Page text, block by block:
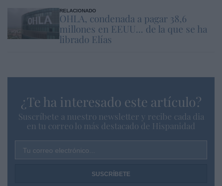
RELACIONADO
OHLA, condenada a pagar 38,6
millones en EEUU... de la que se ha
librado Elías
¿Te ha interesado este artículo?
Suscríbete a nuestro newsletter y recibe cada dia
en tu correo lo más destacado de Hispanidad
Tu correo electrónico...